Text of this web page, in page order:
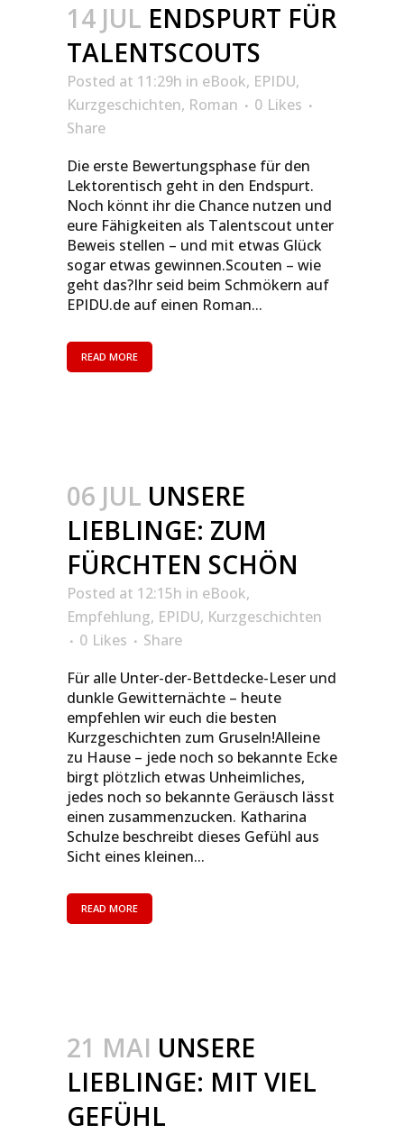
14 JUL ENDSPURT FÜR
TALENTSCOUTS
Posted at 11:29h in eBook, EPIDU,
Kurzgeschichten, Roman 0 Likes
Share
Die erste Bewertungsphase für den
Lektorentisch geht in den Endspurt.
Noch könnt ihr die Chance nutzen und
eure Fähigkeiten als Talentscout unter
Beweis stellen – und mit etwas Glück
sogar etwas gewinnen.Scouten – wie
geht das?Ihr seid beim Schmökern auf
EPIDU.de auf einen Roman...
READ MORE
06 JUL UNSERE
LIEBLINGE: ZUM
FÜRCHTEN SCHÖN
Posted at 12:15h in eBook,
Empfehlung, EPIDU, Kurzgeschichten
0 Likes
Share
Für alle Unter-der-Bettdecke-Leser und
dunkle Gewitternächte – heute
empfehlen wir euch die besten
Kurzgeschichten zum Gruseln!Alleine
zu Hause – jede noch so bekannte Ecke
birgt plötzlich etwas Unheimliches,
jedes noch so bekannte Geräusch lässt
einen zusammenzucken. Katharina
Schulze beschreibt dieses Gefühl aus
Sicht eines kleinen...
READ MORE
21 MAI UNSERE
LIEBLINGE: MIT VIEL
GEFÜHL